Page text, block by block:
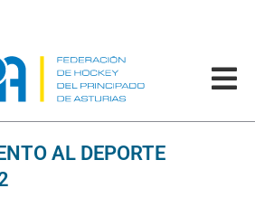
AL DEPORTE